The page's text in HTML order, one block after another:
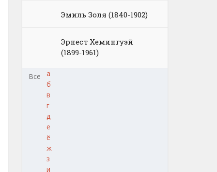
Эмиль Золя (1840-1902)
Эрнест Хемингуэй
(1899-1961)
Все
а
б
в
г
д
е
ё
ж
з
и